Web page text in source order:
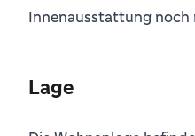
Innenausstattung noch
Lage